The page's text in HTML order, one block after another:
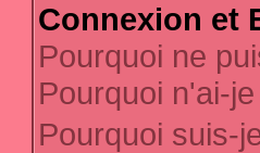
Connexion et
Pourquoi ne
Pourquoi n'ai-
Pourquoi suis-